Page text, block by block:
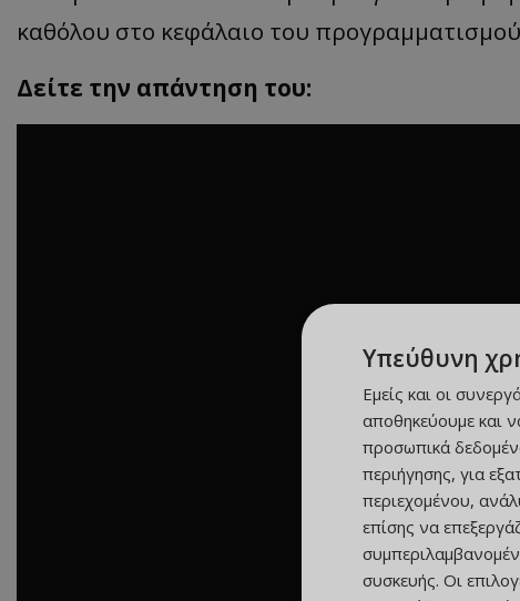
καθόλου στο κεφάλαιο του
Δείτε την απάντηση του:
Υπεύθυνη
Εμείς και οι
αποθηκεύουμε και
προσωπικά
περιήγησης, για
περιεχομένου,
επίσης να
συσκευής. Οι